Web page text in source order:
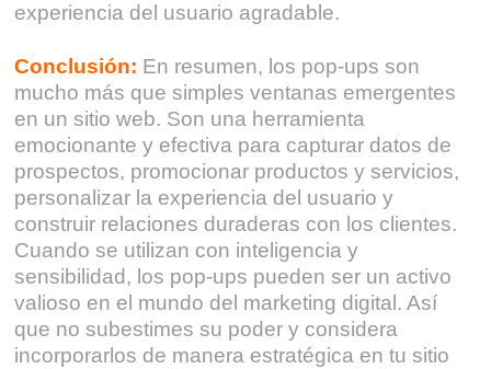
experiencia del usuario agradable.
Conclusión: En resumen, los pop-ups son
mucho más que simples ventanas emergentes
en un sitio web. Son una herramienta
emocionante y efectiva para capturar datos de
prospectos, promocionar productos y servicios,
personalizar la experiencia del usuario y
construir relaciones duraderas con los clientes.
Cuando se utilizan con inteligencia y
sensibilidad, los pop-ups pueden ser un activo
valioso en el mundo del marketing digital. Así
que no subestimes su poder y considera
incorporarlos de manera estratégica en tu sitio